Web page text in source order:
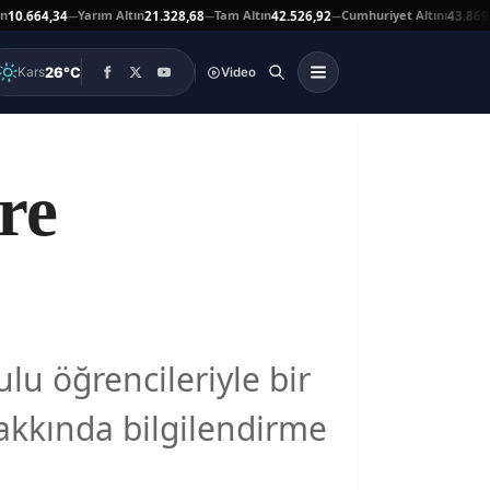
—Yarım Altın21.328,68—Tam Altın42.526,92—Cumhuriyet Altını43.869,00 ▲
Kars26°C Video
öğrencileriyle bir
bilgilendirme